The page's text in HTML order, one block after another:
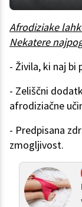
Afrodiziake
Nekatere
- Živila, ki naj bi
- Zeliščni
afrodiziačne
- Predpisana
zmogljivost.